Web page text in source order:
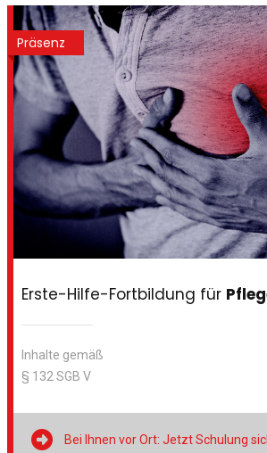
Präsenz
Erste-Hilfe-Fortbildung für
Inhalte gemäß
§ 132 SGB V
 Bei Ihnen vor Ort: Jetzt Schulung